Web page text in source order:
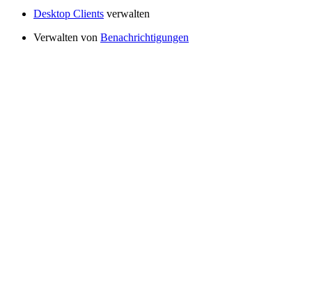
Desktop Clients verwalten
Verwalten von Benachrichtigungen